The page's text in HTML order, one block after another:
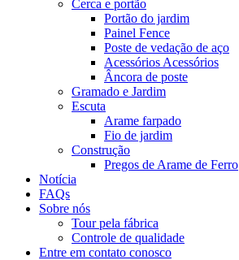
Cerca e portão
Portão do jardim
Painel Fence
Poste de vedação de aço
Acessórios Acessórios
Âncora de poste
Gramado e Jardim
Escuta
Arame farpado
Fio de jardim
Construção
Pregos de Arame de Ferro
Notícia
FAQs
Sobre nós
Tour pela fábrica
Controle de qualidade
Entre em contato conosco